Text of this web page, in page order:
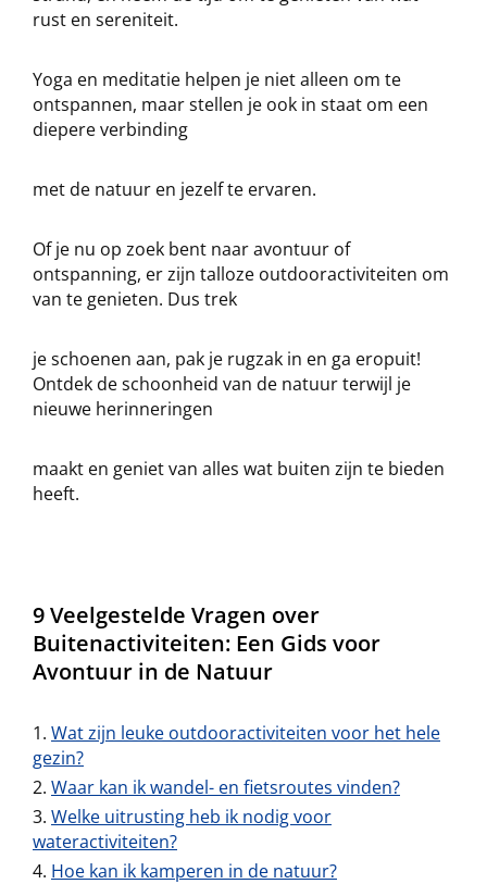
rust en sereniteit.
Yoga en meditatie helpen je niet alleen om te
ontspannen, maar stellen je ook in staat om een
diepere verbinding
met de natuur en jezelf te ervaren.
Of je nu op zoek bent naar avontuur of
ontspanning, er zijn talloze outdooractiviteiten om
van te genieten. Dus trek
je schoenen aan, pak je rugzak in en ga eropuit!
Ontdek de schoonheid van de natuur terwijl je
nieuwe herinneringen
maakt en geniet van alles wat buiten zijn te bieden
heeft.
9 Veelgestelde Vragen over
Buitenactiviteiten: Een Gids voor
Avontuur in de Natuur
Wat zijn leuke outdooractiviteiten voor het hele
gezin?
Waar kan ik wandel- en fietsroutes vinden?
Welke uitrusting heb ik nodig voor
wateractiviteiten?
Hoe kan ik kamperen in de natuur?